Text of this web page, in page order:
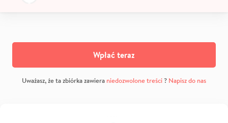
Wpłać teraz
Uważasz, że ta zbiórka zawiera niedozwolone treści? Napisz do nas